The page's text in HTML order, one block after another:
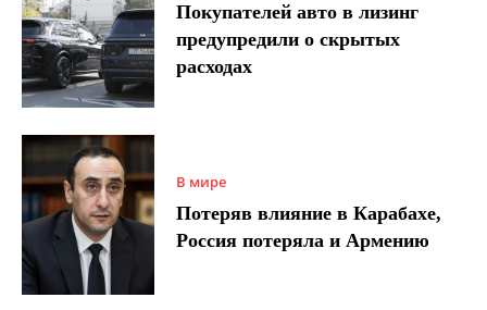
Покупателей авто в лизинг
предупредили о скрытых
расходах
В мире
Потеряв влияние в Карабахе,
Россия потеряла и Армению